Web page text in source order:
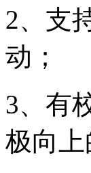
2、支
动；
3、有
极向上